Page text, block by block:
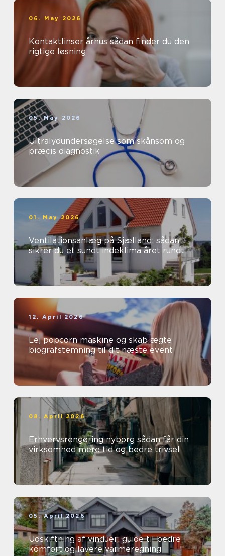
06. May 2026
Kontaktlinser århus sådan finder du den
rigtige løsning
05. May 2026
Ultralydundersøgelse som skånsom og
præcis diagnostik
01. May 2026
Ventilationsanlæg på Sjælland: sådan
sikrer du et sundt indeklima året rundt
12. April 2026
Lej popcorn maskine og skab ægte
biografstemning til dit næste event
08. April 2026
Erhvervsrengøring nyborg sådan får din
virksomhed mere tid og bedre trivsel
05. April 2026
Udskiftning af vinduer: guide til bedre
komfort og lavere varmeregning